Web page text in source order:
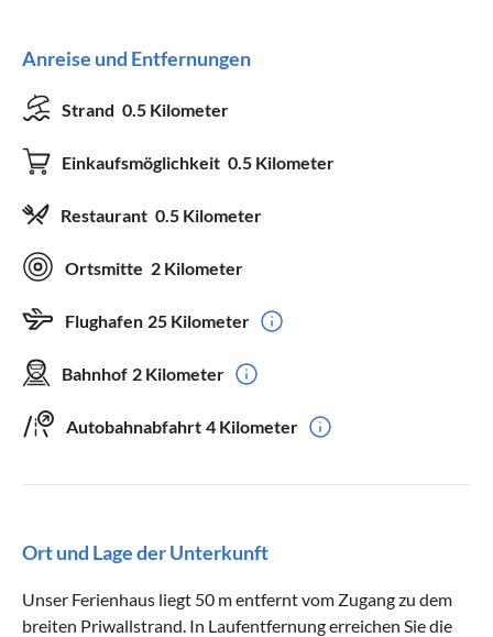
Anreise und Entfernungen
Strand 0.5 Kilometer
Einkaufsmöglichkeit 0.5 Kilometer
Restaurant 0.5 Kilometer
Ortsmitte 2 Kilometer
Flughafen 25 Kilometer
Bahnhof 2 Kilometer
Autobahnabfahrt 4 Kilometer
Ort und Lage der Unterkunft
Unser Ferienhaus liegt 50 m entfernt vom Zugang zu dem
breiten Priwallstrand. In Laufentfernung erreichen Sie die